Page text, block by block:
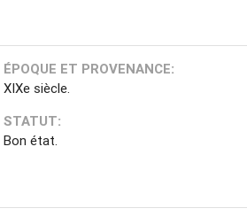
ÉPOQUE ET PROVENANCE:
XIXe siècle.
STATUT:
Bon état.